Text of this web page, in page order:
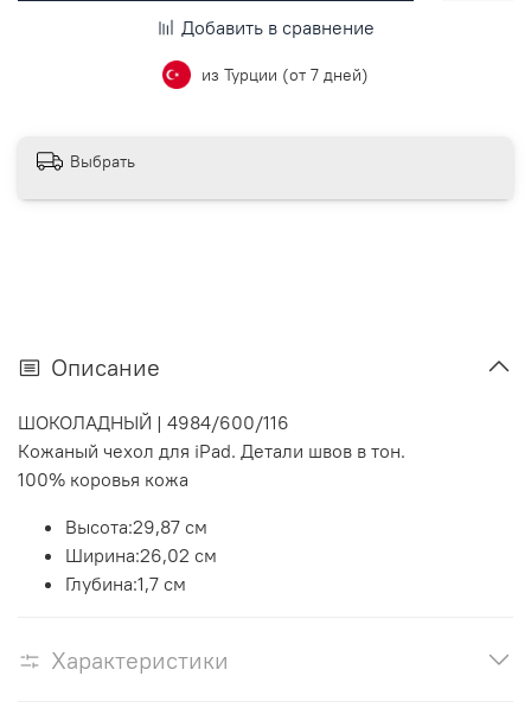
Добавить в сравнение
из Турции (от 7 дней)
Выбрать
Описание
ШОКОЛАДНЫЙ | 4984/600/116
Кожаный чехол для iPad. Детали швов в тон.
100% коровья кожа
Высота:29,87 см
Ширина:26,02 см
Глубина:1,7 см
Характеристики